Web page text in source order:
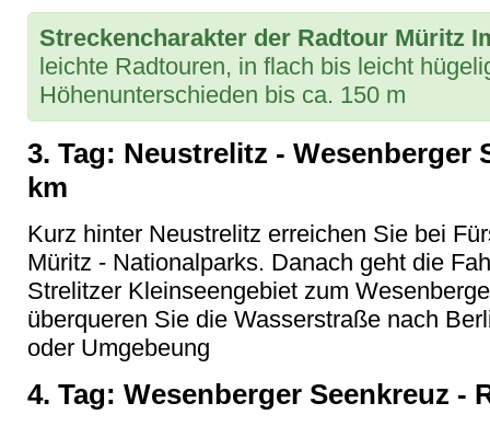
Streckencharakter der Radtour Müritz
leichte Radtouren, in flach bis leicht
Höhenunterschieden bis ca. 150 m
3. Tag: Neustrelitz - Wesenberger
km
Kurz hinter Neustrelitz erreichen Sie bei
Müritz - Nationalparks. Danach geht die
Strelitzer Kleinseengebiet zum
überqueren Sie die Wasserstraße nach
oder Umgebeung
4. Tag: Wesenberger Seenkreuz -